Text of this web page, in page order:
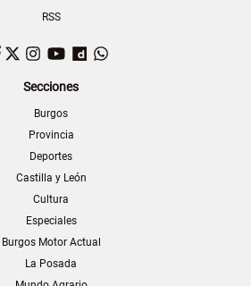
RSS
Facebook
TwitterInstagram
YouTubeDailymotion
Secciones
Burgos
Provincia
Deportes
Castilla y León
Cultura
Especiales
Burgos Motor Actual
La Posada